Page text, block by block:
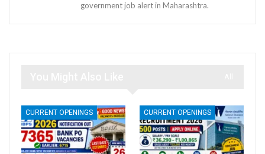
government job alert in Maharashtra.
CURRENT OPENINGS CURRENT OPENINGS